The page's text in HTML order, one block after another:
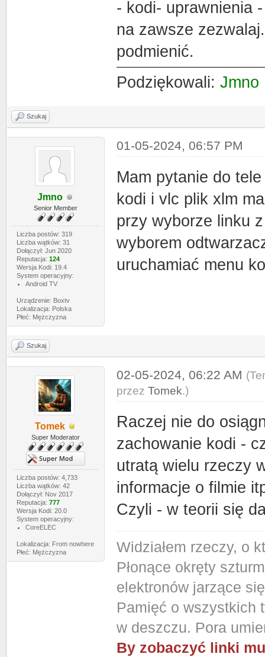
- kodi- uprawnienia
na zawsze
podmienić.
Podziękowali: Jmno
Szukaj
Jmno
Senior Member
Liczba postów: 319
Liczba wątków: 31
Dołączył: Jun 2020
Reputacja: 124
Wersja Kodi: 19.4
System operacyjny:
Android TV
Urządzenie: Boxtv
Lokalizacja: Polska
Płeć: Mężczyzna
01-05-2024, 06:57 PM
Mam pytanie do
kodi i vlc plik xlm
przy wyborze linku
wyborem
uruchamiać menu
Szukaj
Tomek
Super Moderator
Liczba postów: 4,733
Liczba wątków: 42
Dołączył: Nov 2017
Reputacja: 777
Wersja Kodi: 20.0
System operacyjny:
CoreELEC
Lokalizacja: From nowhere
Płeć: Mężczyzna
02-05-2024, 06:22 AM
przez Tomek.)
Raczej nie do
zachowanie kodi -
utratą wielu rzeczy
informacje o filmie
Czyli - w teorii się
Widziałem rzeczy, o
Płonące okręty
elektronów jarzące
Pamięć o wszystkich
w deszczu. Pora
By zobaczyć linki